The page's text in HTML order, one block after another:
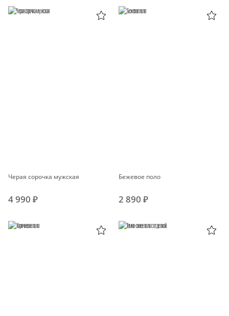
Черая сорочка мужская
4 990 ₽
Бежевое поло
2 890 ₽